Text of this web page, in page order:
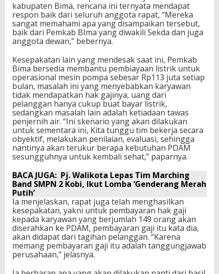
kabupaten Bima, rencana ini ternyata mendapat
respon baik dari seluruh anggota rapat, “Mereka
sangat memahami apa yang disampaikan tersebut,
baik dari Pemkab BIma yang diwakili Sekda dan juga
anggota dewan,” bebernya.
Kesepakatan lain yang mendesak saat ini, Pemkab
Bima bersedia membantu pembiayaan listrik untuk
operasional mesin pompa sebesar Rp113 juta setiap
bulan, masalah ini yang menyebabkan karyawan
tidak mendapatkan hak gajinya, uang dari
pelanggan hanya cukup buat bayar listrik,
sedangkan masalah lain adalah ketiadaan tawas
penjernih air. “Ini skenario yang akan dilakukan
untuk sementara ini, Kita tunggu tim bekerja secara
obyektif, melakukan penilaian, evaluasi, sehingga
nantinya akan terukur berapa kebutuhan PDAM
sesungguhnya untuk kembali sehat,” paparnya.
BACA JUGA: Pj. Walikota Lepas Tim Marching
Band SMPN 2 Kobi, Ikut Lomba ‘Genderang Merah
Putih’
Ia menjelaskan, rapat juga telah menghasilkan
kesepakatan, yakni untuk pembayaran hak gaji
kepada karyawan yang berjumlah 149 orang akan
diserahkan ke PDAM, pembayaran gaji itu kata dia,
akan didapat dari tagihan pelanggan. “Karena
memang pembayaran gaji itu adalah tanggungjawab
perusahaan,” jelasnya.